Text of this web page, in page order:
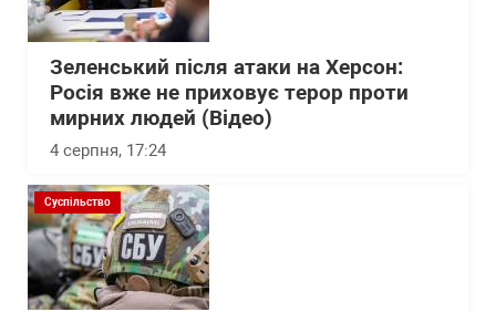
Зеленський після атаки на Херсон:
Росія вже не приховує терор проти
мирних людей (Відео)
4 серпня, 17:24
Суспільство